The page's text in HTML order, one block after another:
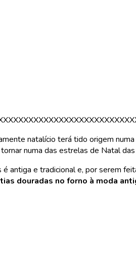
natalício terá tido origem
numa das estrelas de Natal
antiga e tradicional e, por serem
douradas no forno à moda